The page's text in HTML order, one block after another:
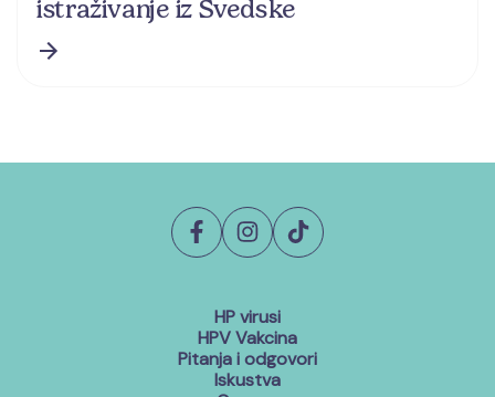
istraživanje iz Švedske
HP virusi
HPV Vakcina
Pitanja i odgovori
Iskustva